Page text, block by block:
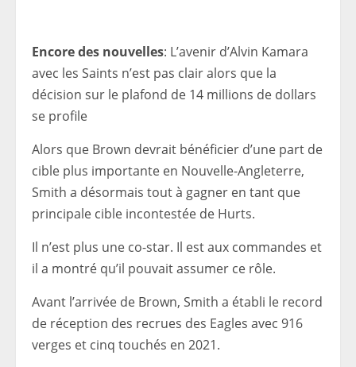
Encore des nouvelles: L’avenir d’Alvin Kamara
avec les Saints n’est pas clair alors que la
décision sur le plafond de 14 millions de dollars
se profile
Alors que Brown devrait bénéficier d’une part de
cible plus importante en Nouvelle-Angleterre,
Smith a désormais tout à gagner en tant que
principale cible incontestée de Hurts.
Il n’est plus une co-star. Il est aux commandes et
il a montré qu’il pouvait assumer ce rôle.
Avant l’arrivée de Brown, Smith a établi le record
de réception des recrues des Eagles avec 916
verges et cinq touchés en 2021.